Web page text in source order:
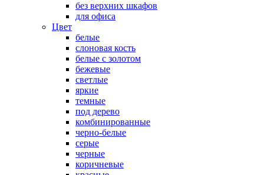
без верхних шкафов
для офиса
Цвет
белые
слоновая кость
белые с золотом
бежевые
светлые
яркие
темные
под дерево
комбинированные
черно-белые
серые
черные
коричневые